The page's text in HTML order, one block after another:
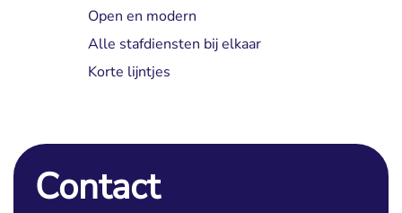
Open en modern
Alle stafdiensten bij elkaar
Korte lijntjes
Contact